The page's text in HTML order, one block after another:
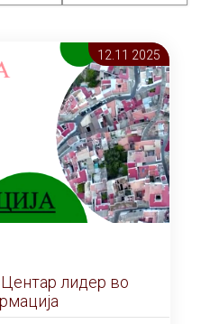
12.11 2025
лидер во